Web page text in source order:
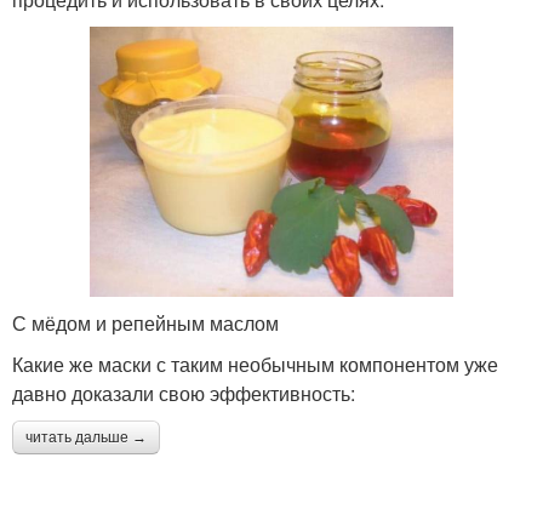
С мёдом и репейным маслом
Какие же маски с таким необычным компонентом уже
давно доказали свою эффективность:
читать дальше →